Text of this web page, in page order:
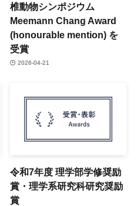
椎動物シンポジウム
Meemann Chang Award
(honourable mention) を
受賞
2026-04-21
令和7年度 理学部学修奨励
賞・理学系研究科研究奨励
賞